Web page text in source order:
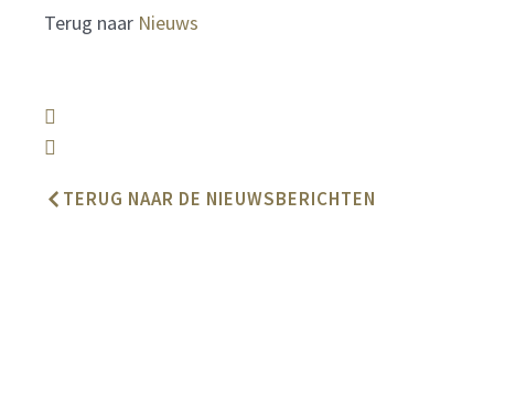
Terug naar Nieuws
TERUG NAAR DE NIEUWSBERICHTEN